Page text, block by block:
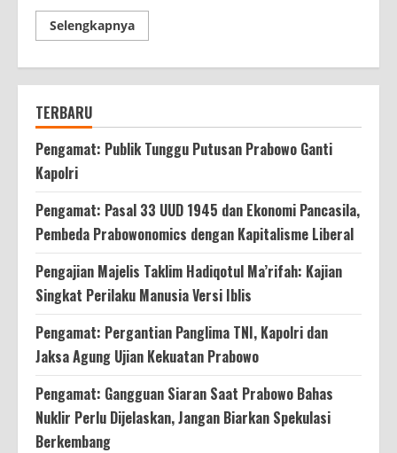
SelengkapnyaRead
more
Kewajiban
TERBARU
Pengamat: Publik Tunggu Putusan Prabowo Ganti
Kapolri
Pengamat: Pasal 33 UUD 1945 dan Ekonomi Pancasila,
Pembeda Prabowonomics dengan Kapitalisme Liberal
Pengajian Majelis Taklim Hadiqotul Ma’rifah: Kajian
Singkat Perilaku Manusia Versi Iblis
Pengamat: Pergantian Panglima TNI, Kapolri dan
Jaksa Agung Ujian Kekuatan Prabowo
Pengamat: Gangguan Siaran Saat Prabowo Bahas
Nuklir Perlu Dijelaskan, Jangan Biarkan Spekulasi
Berkembang